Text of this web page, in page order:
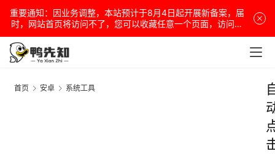
重要通知：因业务调整，本站预计于8月4日起开展新备案，届
时，网站首页将访问不了，您可以收藏任意一个页面，访问网
站！
首页 安卓 系统工具